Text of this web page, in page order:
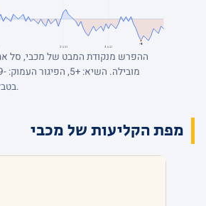
-9
רבע 3 רבע 4
ההפרש מנקודת המבט של מכבי, סל
בטבלת הרבעים למעלה.
מפת הקליעות של מכבי